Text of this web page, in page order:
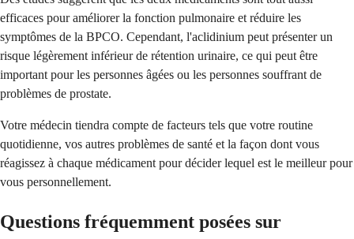
efficaces pour améliorer la fonction pulmonaire et réduire les
symptômes de la BPCO. Cependant, l'aclidinium peut présenter un
risque légèrement inférieur de rétention urinaire, ce qui peut être
important pour les personnes âgées ou les personnes souffrant de
problèmes de prostate.
Votre médecin tiendra compte de facteurs tels que votre routine
quotidienne, vos autres problèmes de santé et la façon dont vous
réagissez à chaque médicament pour décider lequel est le meilleur pour
vous personnellement.
Questions fréquemment posées sur